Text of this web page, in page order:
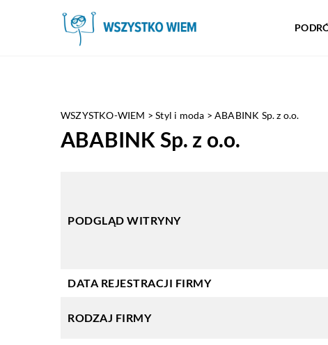
WSZYSTKO-WIEM >Styl i moda >ABABINK Sp. z o.o.
ABABINK Sp. z o.o.
PODGLĄD WITRYNY
DATA REJESTRACJI FIRMY
RODZAJ FIRMY